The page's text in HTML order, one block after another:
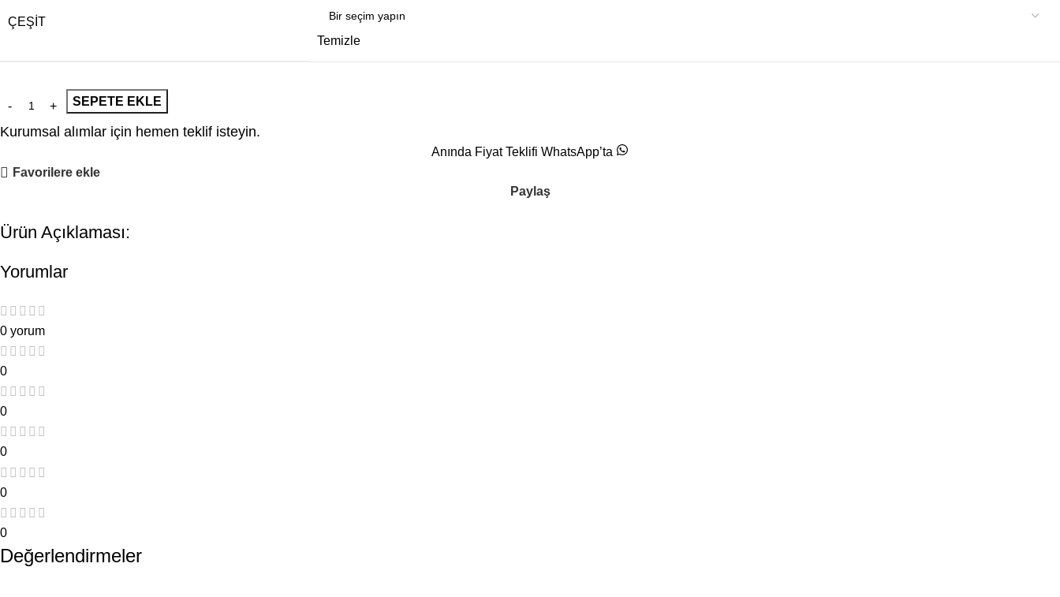
ÇEŞIT
Temizle
SEPETE EKLE
Kurumsal alımlar için hemen teklif isteyin.
Anında Fiyat Teklifi WhatsApp’ta
Favorilere ekle
Paylaş
Ürün Açıklaması:
Yorumlar
0 yorum
0
0
0
0
0
Değerlendirmeler